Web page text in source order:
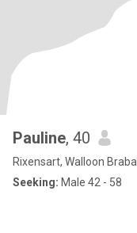
Pauline, 40
Rixensart, Walloon
Seeking: Male 42 - 58